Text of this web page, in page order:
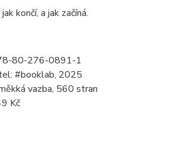
končí, a jak začíná.
80-276-0891-1
#booklab, 2025
vazba, 560 stran
Kč